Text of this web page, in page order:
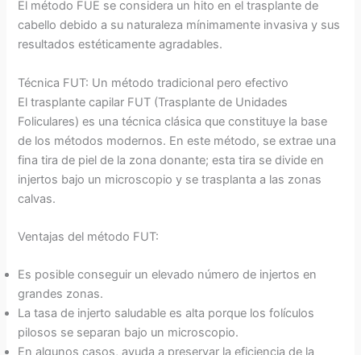
El método FUE se considera un hito en el trasplante de
cabello debido a su naturaleza mínimamente invasiva y sus
resultados estéticamente agradables.
Técnica FUT: Un método tradicional pero efectivo
El trasplante capilar FUT (Trasplante de Unidades
Foliculares) es una técnica clásica que constituye la base
de los métodos modernos. En este método, se extrae una
fina tira de piel de la zona donante; esta tira se divide en
injertos bajo un microscopio y se trasplanta a las zonas
calvas.
Ventajas del método FUT:
Es posible conseguir un elevado número de injertos en
grandes zonas.
La tasa de injerto saludable es alta porque los folículos
pilosos se separan bajo un microscopio.